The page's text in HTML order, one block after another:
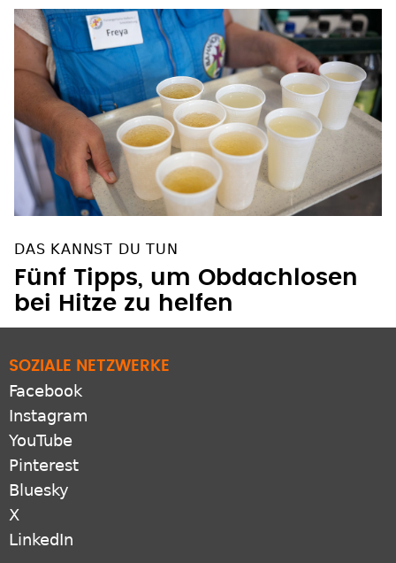
DAS KANNST DU TUN
Fünf Tipps, um Obdachlosen
bei Hitze zu helfen
SOZIALE NETZWERKE
Facebook
Instagram
YouTube
Pinterest
Bluesky
X
LinkedIn